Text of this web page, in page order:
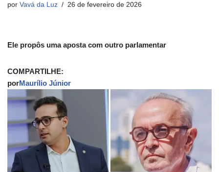
por Vavá da Luz 26 de fevereiro de 2026
Ele propôs uma aposta com outro parlamentar
COMPARTILHE:
porMaurílio Júnior